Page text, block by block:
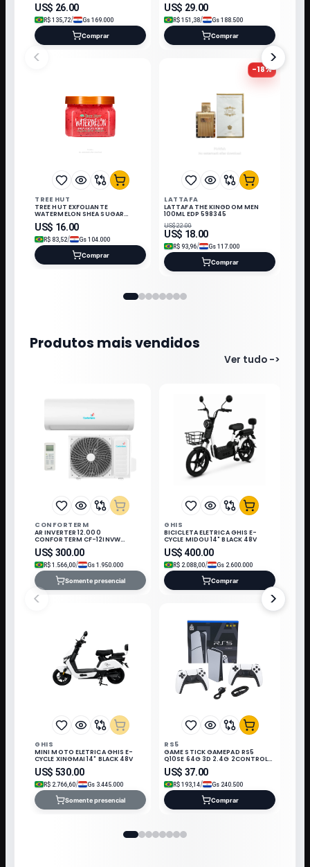
<
US$ 26.00
R$ 135,72/ Gs 169.000
Comprar
US$ 29.00
R$ 151,38/ Gs 188.500
Comprar
TREE HUT
TREE HUT EXFOLIANTE
WATERMELON SHEA SUGAR
SCRUB 510GR 002830
US$ 16.00
R$ 83,52/ Gs 104.000
Comprar
-18%
LATTAFA
LATTAFA THE KINGDOM MEN
100ML EDP 598345
US$22.00
US$ 18.00
R$ 93,96/ Gs 117.000
Comprar
>
Produtos mais vendidos
Ver tudo ->
<
CONFORTERM
AR INVERTER 12.000
CONFORTERM CF-12INVW
WIFI/220V/60HZ Q/F/R32/KIT IN
US$ 300.00
R$ 1.566,00/ Gs 1.950.000
Somente presencial
GHIS
BICICLETA ELETRICA GHIS E-
CYCLE MIDOU 14" BLACK 48V
US$ 400.00
R$ 2.088,00/ Gs 2.600.000
Comprar
GHIS
MINI MOTO ELETRICA GHIS E-
CYCLE XINGMAI 14" BLACK 48V
US$ 530.00
R$ 2.766,60/ Gs 3.445.000
Somente presencial
RS5
GAME STICK GAMEPAD RS5
Q10SE 64G 3D 2.4G 2CONTROLE
3 JOGO PRETO/BRANCO
US$ 37.00
R$ 193,14/ Gs 240.500
Comprar
>